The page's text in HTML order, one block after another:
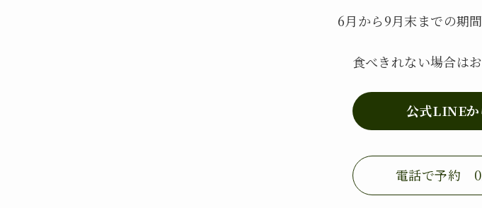
6月から9月末までの期
食べきれない場合は
公式LINEか
電話で予約